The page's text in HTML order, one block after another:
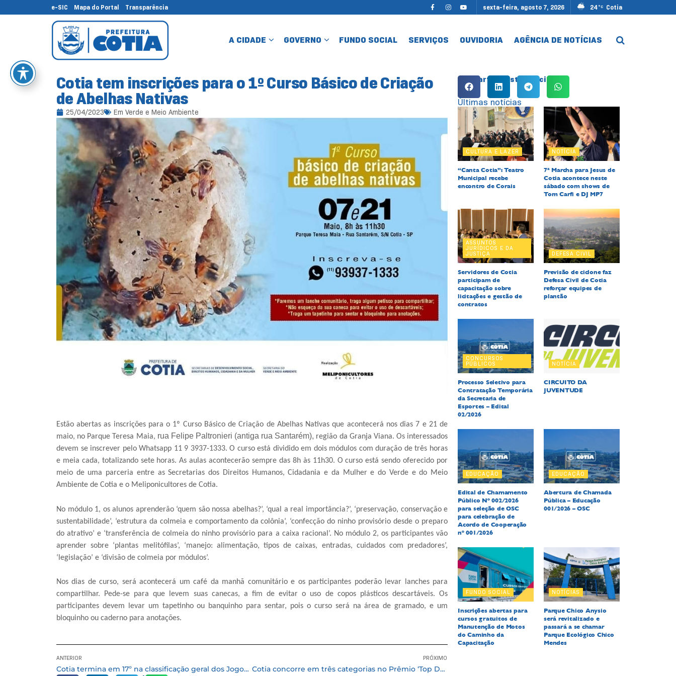
e-SIC Mapa do Portal Transparência sexta-feira, agosto 7, 2026 24 °C Cotia
A CIDADE GOVERNO FUNDO SOCIAL SERVIÇOS OUVIDORIA AGÊNCIA DE NOTÍCIAS
Cotia tem inscrições para o 1º Curso Básico de Criação
de Abelhas Nativas
25/04/2023 Em Verde e Meio Ambiente
Estão abertas as inscrições para o 1º Curso Básico de Criação de Abelhas Nativas que acontecerá nos dias 7 e 21 de
maio, no Parque Teresa Maia, rua Felipe Paltronieri (antiga rua Santarém), região da Granja Viana. Os interessados
devem se inscrever pelo Whatsapp 11 9 3937-1333. O curso está dividido em dois módulos com duração de três horas
e meia cada, totalizando sete horas. As aulas acontecerão sempre das 8h às 11h30. O curso está sendo oferecido por
meio de uma parceria entre as Secretarias dos Direitos Humanos, Cidadania e da Mulher e do Verde e do Meio
Ambiente de Cotia e o Meliponicultores de Cotia.
No módulo 1, os alunos aprenderão ‘quem são nossa abelhas?’, ‘qual a real importância?’, ‘preservação, conservação e
sustentabilidade’, ‘estrutura da colmeia e comportamento da colônia’, ‘confecção do ninho provisório desde o preparo
do atrativo’ e ‘transferência de colmeia do ninho provisório para a caixa racional’. No módulo 2, os participantes vão
aprender sobre ‘plantas melitófilas’, ‘manejo: alimentação, tipos de caixas, entradas, cuidados com predadores’,
‘legislação’ e ‘divisão de colmeia por módulos’.
Nos dias de curso, será acontecerá um café da manhã comunitário e os participantes poderão levar lanches para
compartilhar. Pede-se para que levem suas canecas, a fim de evitar o uso de copos plásticos descartáveis. Os
participantes devem levar um tapetinho ou banquinho para sentar, pois o curso será na área de gramado, e um
bloquinho ou caderno para anotações.
ANTERIOR
Cotia termina em 17º na classificação geral dos Jogos da Melhor Idade
PRÓXIMO
Cotia concorre em três categorias no Prêmio ‘Top Destinos Turísticos’
Compartilhe esta notícia:
Últimas notícias
CULTURA E LAZER
“Canta Cotia”: Teatro
Municipal recebe
encontro de Corais
NOTÍCIA
7ª Marcha para Jesus de
Cotia acontece neste
sábado com shows de
Tom Carfi e DJ MP7
ASSUNTOS
JURÍDICOS E DA
JUSTIÇA
Servidores de Cotia
participam de
capacitação sobre
licitações e gestão de
contratos
DEFESA CIVIL
Previsão de ciclone faz
Defesa Civil de Cotia
reforçar equipes de
plantão
CONCURSOS
PÚBLICOS
Processo Seletivo para
Contratação Temporária
da Secretaria de
Esportes – Edital
02/2026
NOTÍCIA
CIRCUITO DA
JUVENTUDE
EDUCAÇÃO
Edital de Chamamento
Público Nº 002/2026
para seleção de OSC
para celebração de
Acordo de Cooperação
nº 001/2026
EDUCAÇÃO
Abertura de Chamada
Pública – Educação
001/2026 – OSC
FUNDO SOCIAL
Inscrições abertas para
cursos gratuitos de
Manutenção de Motos
do Caminho da
Capacitação
NOTÍCIAS
Parque Chico Anysio
será revitalizado e
passará a se chamar
Parque Ecológico Chico
Mendes